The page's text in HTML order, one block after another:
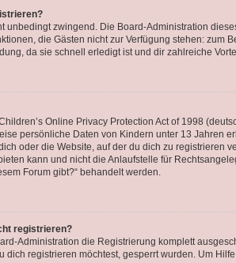
unbedingt zwingend. Die Board-Administration
die Gästen nicht zur Verfügung stehen: zum
da sie schnell erledigt ist und dir zahlreiche
Online Privacy Protection Act of 1998
persönliche Daten von Kindern unter 13 Jahren
oder die Website, auf der du dich zu registrieren
kann und nicht die Anlaufstelle für
Forum gibt?“ behandelt werden.
registrieren?
Administration die Registrierung komplett
dich registrieren möchtest, gesperrt wurden. Um